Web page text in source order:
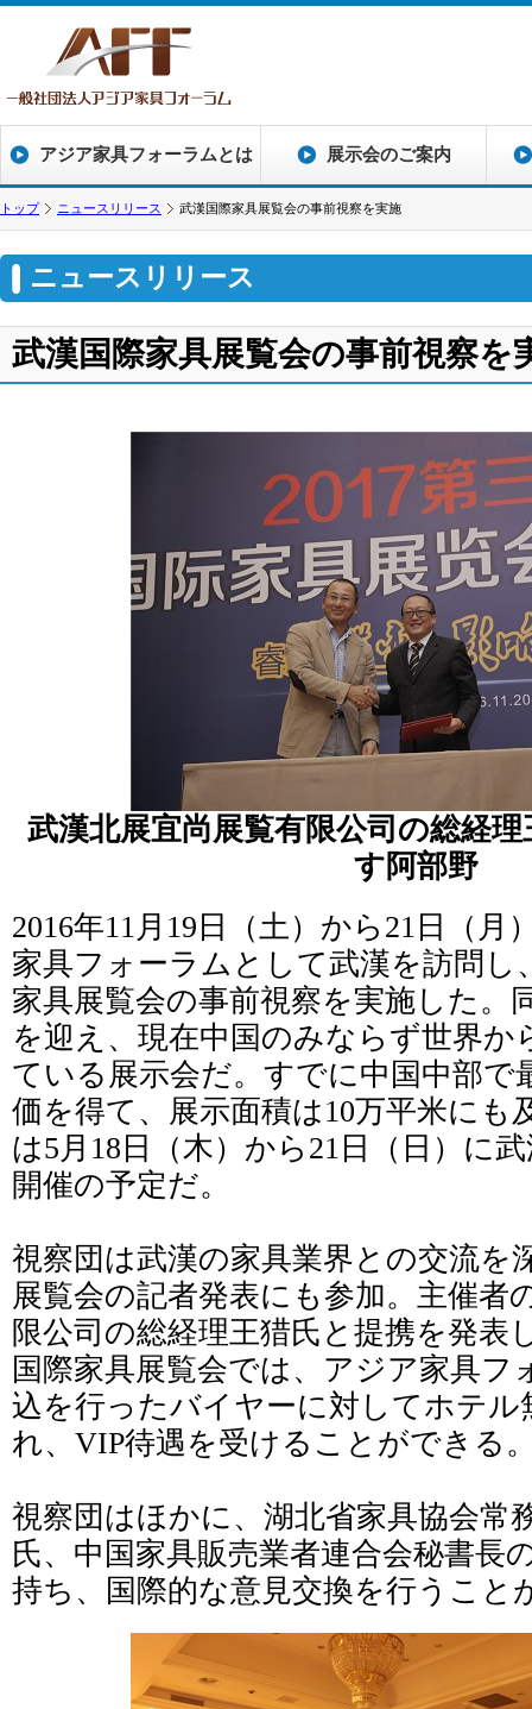
アジア家具フォーラムとは 展示会のご案内
トップ ニュースリリース 武漢国際家具展覧会の事前視察を実施
ニュースリリース
武漢国際家具展覧会の事前視察を
武漢北展宜尚展覧有限公司の総経
す阿部野
2016年11月19日（土）から21日（月
家具フォーラムとして武漢を訪問し
家具展覧会の事前視察を実施した。
を迎え、現在中国のみならず世界か
ている展示会だ。すでに中国中部で
価を得て、展示面積は10万平米にも
は5月18日（木）から21日（日）に
開催の予定だ。
視察団は武漢の家具業界との交流を
展覧会の記者発表にも参加。主催者
限公司の総経理王猎氏と提携を発表
国際家具展覧会では、アジア家具フ
込を行ったバイヤーに対してホテル
れ、VIP待遇を受けることができる
視察団はほかに、湖北省家具協会常
氏、中国家具販売業者連合会秘書長
持ち、国際的な意見交換を行うこと